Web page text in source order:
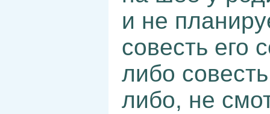
и не
совесть его
либо
либо, не